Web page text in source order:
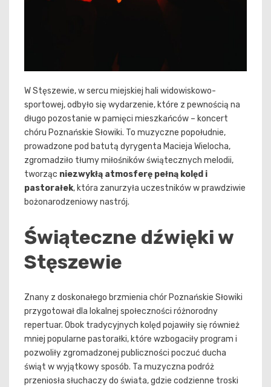
W Stęszewie, w sercu miejskiej hali widowiskowo-
sportowej, odbyło się wydarzenie, które z pewnością na
długo pozostanie w pamięci mieszkańców – koncert
chóru Poznańskie Słowiki. To muzyczne popołudnie,
prowadzone pod batutą dyrygenta Macieja Wielocha,
zgromadziło tłumy miłośników świątecznych melodii,
tworząc niezwykłą atmosferę pełną kolęd i
pastorałek, która zanurzyła uczestników w prawdziwie
bożonarodzeniowy nastrój.
Świąteczne dźwięki w
Stęszewie
Znany z doskonałego brzmienia chór Poznańskie Słowiki
przygotował dla lokalnej społeczności różnorodny
repertuar. Obok tradycyjnych kolęd pojawiły się również
mniej popularne pastorałki, które wzbogaciły program i
pozwoliły zgromadzonej publiczności poczuć ducha
świąt w wyjątkowy sposób. Ta muzyczna podróż
przeniosła słuchaczy do świata, gdzie codzienne troski